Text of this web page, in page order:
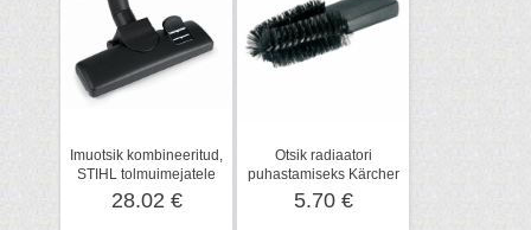
Imuotsik kombineeritud,
STIHL tolmuimejatele
SE 61-122
28.02 €
Otsik radiaatori
puhastamiseks Kärcher
DN 32
5.70 €